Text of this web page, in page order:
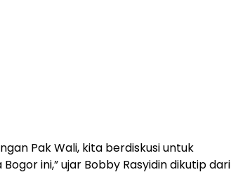
Pak Wali, kita berdiskusi untuk
ini,” ujar Bobby Rasyidin dikutip dari